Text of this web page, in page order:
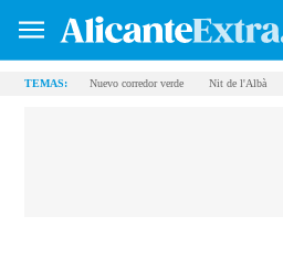
Hazte socio/a
TEMAS: Nuevo corredor verde ​​​​​​​​​​​​​​ Nit de l'Albà​​​​​​​